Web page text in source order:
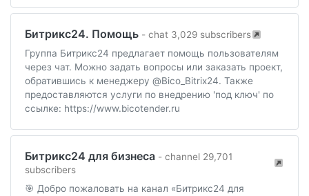
Битрикс24. Помощь - chat 3,029 subscribers
Группа Битрикс24 предлагает помощь пользователям
через чат. Можно задать вопросы или заказать проект,
обратившись к менеджеру @Bico_Bitrix24. Также
предоставляются услуги по внедрению 'под ключ' по
ссылке: https://www.bicotender.ru
Битрикс24 для бизнеса - channel 29,701
subscribers
🎯 Добро пожаловать на канал «Битрикс24 для